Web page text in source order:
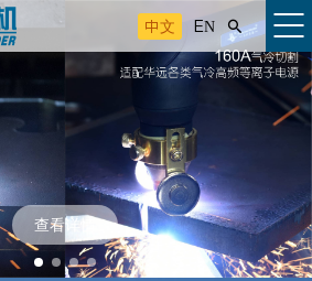
中文 EN 
查看详情